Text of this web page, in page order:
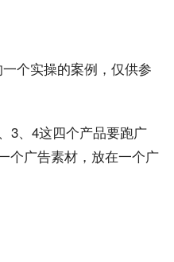
个实操的案例，仅供参
3、4这四个产品要跑广
个广告素材，放在一个广